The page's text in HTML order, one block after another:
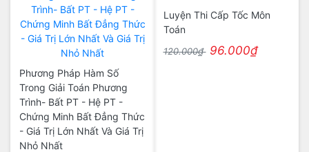
Phương Pháp Hàm Số
Trong Giải Toán Phương
Trình- Bất PT - Hệ PT -
Chứng Minh Bất Đẳng Thức
- Giá Trị Lớn Nhất Và Giá Trị
Nhỏ Nhất
Luyện Thi Cấp Tốc Môn
Toán
120.000₫ 96.000₫